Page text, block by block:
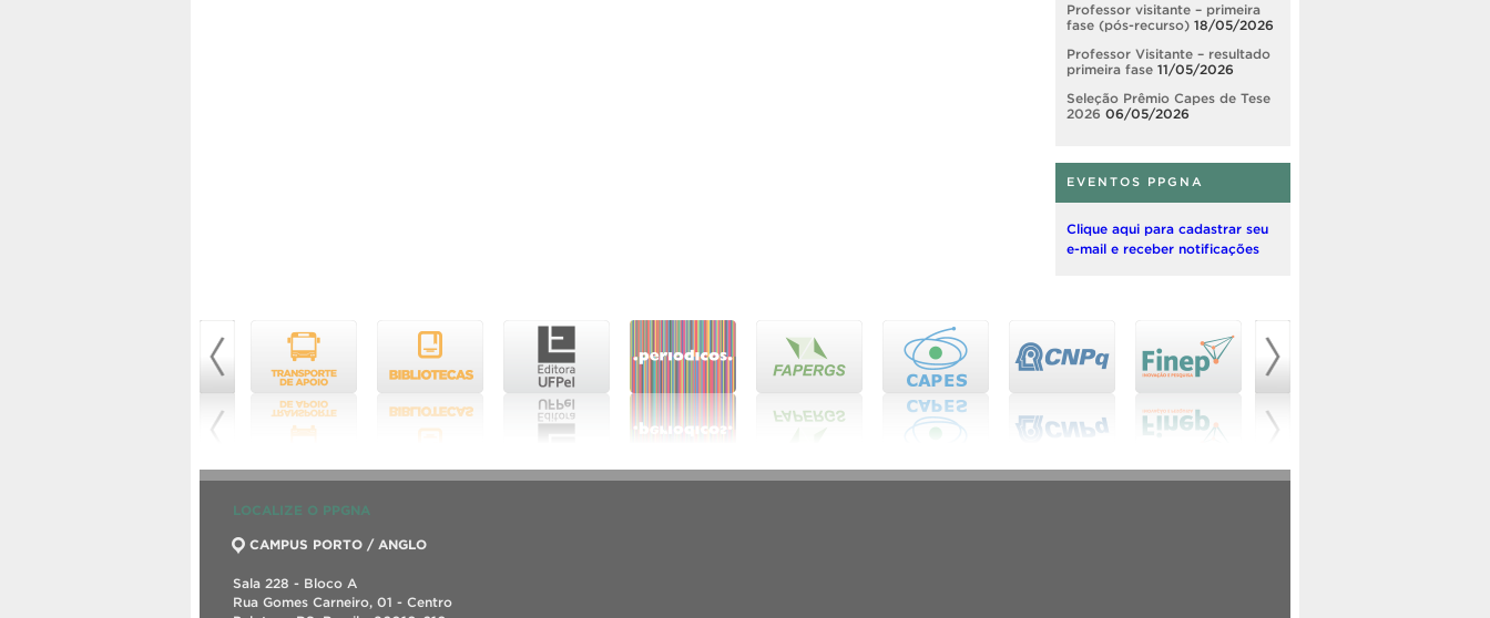
Professor visitante – primeira
fase (pós-recurso) 18/05/2026
Professor Visitante – resultado
primeira fase 11/05/2026
Seleção Prêmio Capes de Tese
2026 06/05/2026
EVENTOS PPGNA
Clique aqui para cadastrar seu
e-mail e receber notificações
LOCALIZE O PPGNA
CAMPUS PORTO / ANGLO
Sala 228 - Bloco A
Rua Gomes Carneiro, 01 - Centro